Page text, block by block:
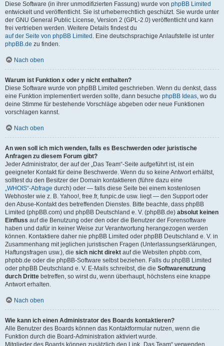
Diese Software (in ihrer unmodifizierten Fassung) wurde von phpBB Limited
entwickelt und veröffentlicht. Sie ist urheberrechtlich geschützt. Sie wurde unter
der GNU General Public License, Version 2 (GPL-2.0) veröffentlicht und kann
frei vertrieben werden. Weitere Details findest du
auf der Seite von phpBB Limited . Eine deutschsprachige Anlaufstelle ist unter
phpBB.de zu finden.
Nach oben
Warum ist Funktion x oder y nicht enthalten?
Diese Software wurde von phpBB Limited geschrieben. Wenn du denkst, dass
eine Funktion implementiert werden sollte, dann besuche phpBB Ideas, wo du
deine Stimme für bestehende Vorschläge abgeben oder neue Funktionen
vorschlagen kannst.
Nach oben
An wen soll ich mich wenden, falls es Beschwerden oder juristische
Anfragen zu diesem Forum gibt?
Jeder Administrator, der auf der „Das Team“-Seite aufgeführt ist, ist ein
geeigneter Kontakt für deine Beschwerde. Wenn du so keine Antwort erhältst,
solltest du den Besitzer der Domain kontaktieren (führe dazu eine
„WHOIS“-Abfrage durch) oder — falls diese Seite bei einem kostenlosen
Webhoster wie z. B. Yahoo!, free.fr, funpic.de usw. liegt — den Support oder
den Abuse-Kontakt des betreffenden Dienstes. Bitte beachte, dass phpBB
Limited (phpBB.com) und phpBB Deutschland e. V. (phpBB.de) absolut keinen
Einfluss auf die Benutzung oder den oder die Benutzer der Forensoftware
haben und dafür in keiner Weise zur Verantwortung herangezogen werden
können. Kontaktiere daher nie phpBB Limited oder phpBB Deutschland e. V. in
Zusammenhang mit jeglichen juristischen Fragen (Unterlassungserklärungen,
Haftungsfragen usw.), die sich nicht direkt auf die Websiten phpbb.com,
phpbb.de oder die phpBB-Software selbst beziehen. Falls du phpBB Limited
oder phpBB Deutschland e. V. E-Mails schreibst, die die Softwarenutzung
durch Dritte betreffen, so wirst du, wenn überhaupt, höchstens eine knappe
Antwort erhalten.
Nach oben
Wie kann ich einen Administrator des Boards kontaktieren?
Alle Benutzer des Boards können das Kontaktformular nutzen, wenn die
Funktion durch die Board-Administration aktiviert wurde.
Mitglieder des Boards können zusätzlich den Link „Das Team“ verwenden.